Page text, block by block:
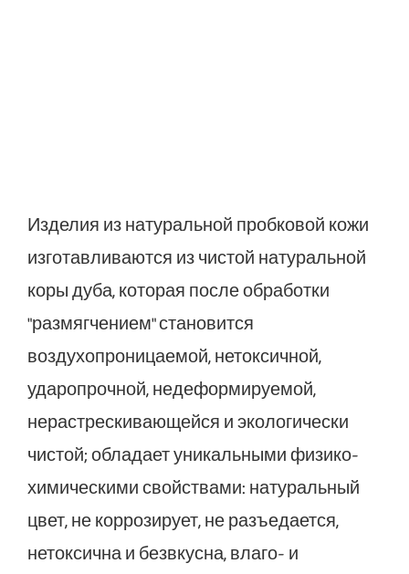
Изделия из натуральной пробковой кожи
изготавливаются из чистой натуральной
коры дуба, которая после обработки
"размягчением" становится
воздухопроницаемой, нетоксичной,
ударопрочной, недеформируемой,
нерастрескивающейся и экологически
чистой; обладает уникальными физико-
химическими свойствами: натуральный
цвет, не коррозирует, не разъедается,
нетоксична и безвкусна, влаго- и